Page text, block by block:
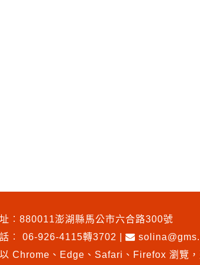
︰880011澎湖縣馬公市六合路300號
︰ 06-926-4115轉3702
Chrome、Edge、Safari、Firefox 瀏覽 ，